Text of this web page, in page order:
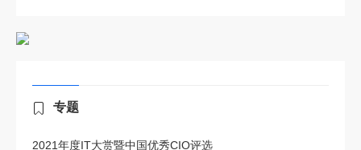
专题
2021年度IT大赏暨中国优秀CIO评选